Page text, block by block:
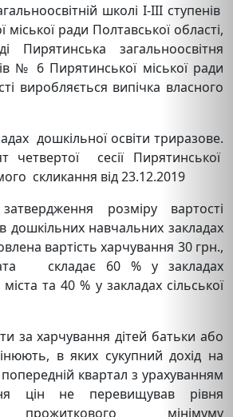
школі І-ІІІ ступенів
ради Полтавської області,
Пирятинська загальноосвітня
№ 6 Пирятинської міської ради
виробляється випічка власного
дошкільної освіти триразове.
четвертої сесії Пирятинської
скликання від 23.12.2019
розміру вартості
дошкільних навчальних закладах
вартість харчування 30 грн.,
складає 60 % у закладах
та 40 % у закладах сільської
за харчування дітей батьки або
в яких сукупний дохід на
квартал з урахуванням
цін не перевищував рівня
прожиткового мінімуму